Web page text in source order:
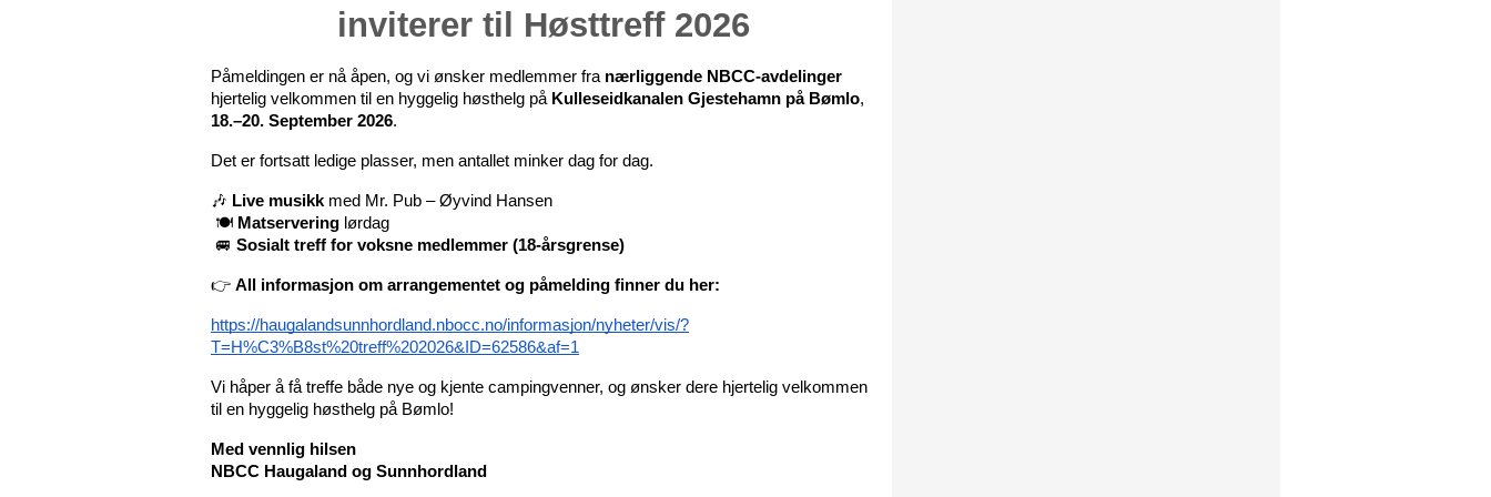
GRAFISK PROFIL
ANNONSERING / ADVERTISING
inviterer til Høsttreff 2026
Påmeldingen er nå åpen, og vi ønsker medlemmer fra nærliggende NBCC-avdelinger
hjertelig velkommen til en hyggelig høsthelg på Kulleseidkanalen Gjestehamn på Bømlo
18.–20. September 2026.
Det er fortsatt ledige plasser, men antallet minker dag for dag.
🎶 Live musikk med Mr. Pub – Øyvind Hansen
🍽️ Matservering lørdag
🚐 Sosialt treff for voksne medlemmer (18-årsgrense)
👉 All informasjon om arrangementet og påmelding finner du her:
https://haugalandsunnhordland.nbocc.no/informasjon/nyheter/vis/?
T=H%C3%B8st%20treff%202026&ID=62586&af=1
Vi håper å få treffe både nye og kjente campingvenner, og ønsker dere hjertelig velkommen
til en hyggelig høsthelg på Bømlo!
Med vennlig hilsen
NBCC Haugaland og Sunnhordland